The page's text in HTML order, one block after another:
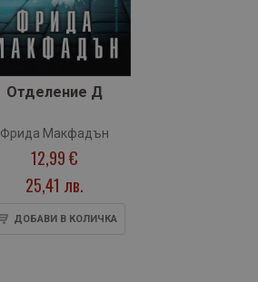
Отделение Д
Фрида Макфадън
12,99 €
25,41 лв.
ДОБАВИ В КОЛИЧКА